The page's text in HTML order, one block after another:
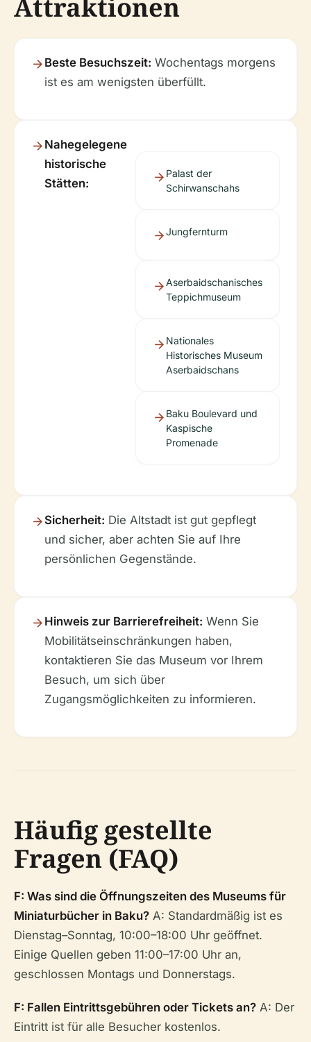
Attraktionen
Beste Besuchszeit: Wochentags morgens
ist es am wenigsten überfüllt.
Nahegelegene
historische
Stätten:
Palast der
Schirwanschahs
Jungfernturm
Aserbaidschanisches
Teppichmuseum
Nationales
Historisches Museum
Aserbaidschans
Baku Boulevard und
Kaspische
Promenade
Sicherheit: Die Altstadt ist gut gepflegt
und sicher, aber achten Sie auf Ihre
persönlichen Gegenstände.
Hinweis zur Barrierefreiheit: Wenn Sie
Mobilitätseinschränkungen haben,
kontaktieren Sie das Museum vor Ihrem
Besuch, um sich über
Zugangsmöglichkeiten zu informieren.
Häufig gestellte
Fragen (FAQ)
F: Was sind die Öffnungszeiten des Museums für
Miniaturbücher in Baku? A: Standardmäßig ist es
Dienstag–Sonntag, 10:00–18:00 Uhr geöffnet.
Einige Quellen geben 11:00–17:00 Uhr an,
geschlossen Montags und Donnerstags.
F: Fallen Eintrittsgebühren oder Tickets an? A: Der
Eintritt ist für alle Besucher kostenlos.